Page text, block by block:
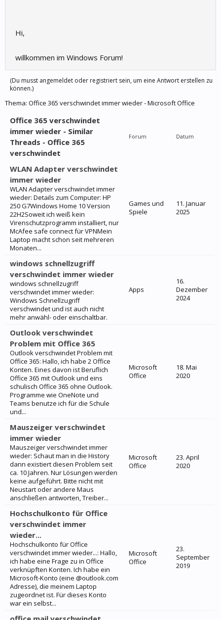
Hi,
willkommen im Windows Forum!
(Du musst angemeldet oder registriert sein, um eine Antwort erstellen zu
können.)
Thema: Office 365 verschwindet immer wieder - Microsoft Office
Office 365 verschwindet
immer wieder - Similar
Threads - Office 365
verschwindet
Forum Datum
WLAN Adapter verschwindet
immer wieder
WLAN Adapter verschwindet immer
wieder: Details zum Computer: HP
250 G7Windows Home 10 Version
22H2Soweit ich weiß kein
Virenschutzprogramm installiert, nur
McAfee safe connect für VPNMein
Laptop macht schon seit mehreren
Monaten...
Games und
Spiele
11. Januar
2025
windows schnellzugriff
verschwindet immer wieder
windows schnellzugriff
verschwindet immer wieder:
Windows Schnellzugriff
verschwindet und ist auch nicht
mehr anwähl- oder einschaltbar.
Apps
16.
Dezember
2024
Outlook verschwindet
Problem mit Office 365
Outlook verschwindet Problem mit
Office 365: Hallo, ich habe 2 Office
Konten. Eines davon ist Beruflich
Office 365 mit Outlook und eins
schulisch Office 365 ohne Outlook.
Programme wie OneNote und
Teams benutze ich für die Schule
und...
Microsoft
Office
18. Mai
2020
Mauszeiger verschwindet
immer wieder
Mauszeiger verschwindet immer
wieder: Schaut man in die History
dann existiert diesen Problem seit
ca. 10 Jahren. Nur Lösungen werden
keine aufgeführt. Bitte nicht mit
Neustart oder andere Maus
anschließen antworten, Treiber...
Microsoft
Office
23. April
2020
Hochschulkonto für Office
verschwindet immer
wieder...
Hochschulkonto für Office
verschwindet immer wieder...: Hallo,
ich habe eine Frage zu in Office
verknüpften Konten. Ich habe ein
Microsoft-Konto (eine @outlook.com
Adresse), die meinem Laptop
zugeordnet ist. Für dieses Konto
war ein selbst...
Microsoft
Office
23.
September
2019